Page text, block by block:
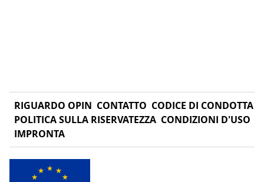
RIGUARDO OPIN CONTATTO CODICE DI CONDOTTA
POLITICA SULLA RISERVATEZZA CONDIZIONI D'USO
IMPRONTA